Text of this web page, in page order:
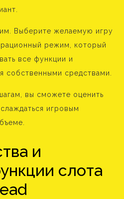
Выберите желаемую игру
режим, который
все функции и
собственными средствами.
вы сможете оценить
игровым
и
слота